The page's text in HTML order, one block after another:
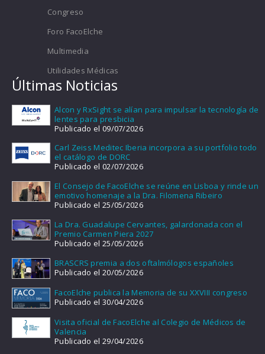
Congreso
Foro FacoElche
Multimedia
Utilidades Médicas
Últimas Noticias
Alcon y RxSight se alían para impulsar la tecnología de
lentes para presbicia
Publicado el 09/07/2026
Carl Zeiss Meditec Iberia incorpora a su portfolio todo
el catálogo de DORC
Publicado el 02/07/2026
El Consejo de FacoElche se reúne en Lisboa y rinde un
emotivo homenaje a la Dra. Filomena Ribeiro
Publicado el 25/05/2026
La Dra. Guadalupe Cervantes, galardonada con el
Premio Carmen Piera 2027
Publicado el 25/05/2026
BRASCRS premia a dos oftalmólogos españoles
Publicado el 20/05/2026
FacoElche publica la Memoria de su XXVIII congreso
Publicado el 30/04/2026
Visita oficial de FacoElche al Colegio de Médicos de
Valencia
Publicado el 29/04/2026